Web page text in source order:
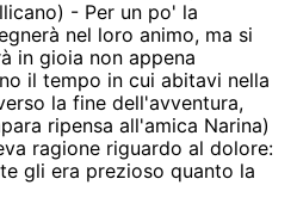
- Per un po' la
nel loro animo, ma si
in gioia non appena
il tempo in cui abitavi nella
la fine dell'avventura,
ripensa all'amica Narina)
ragione riguardo al dolore:
gli era prezioso quanto la